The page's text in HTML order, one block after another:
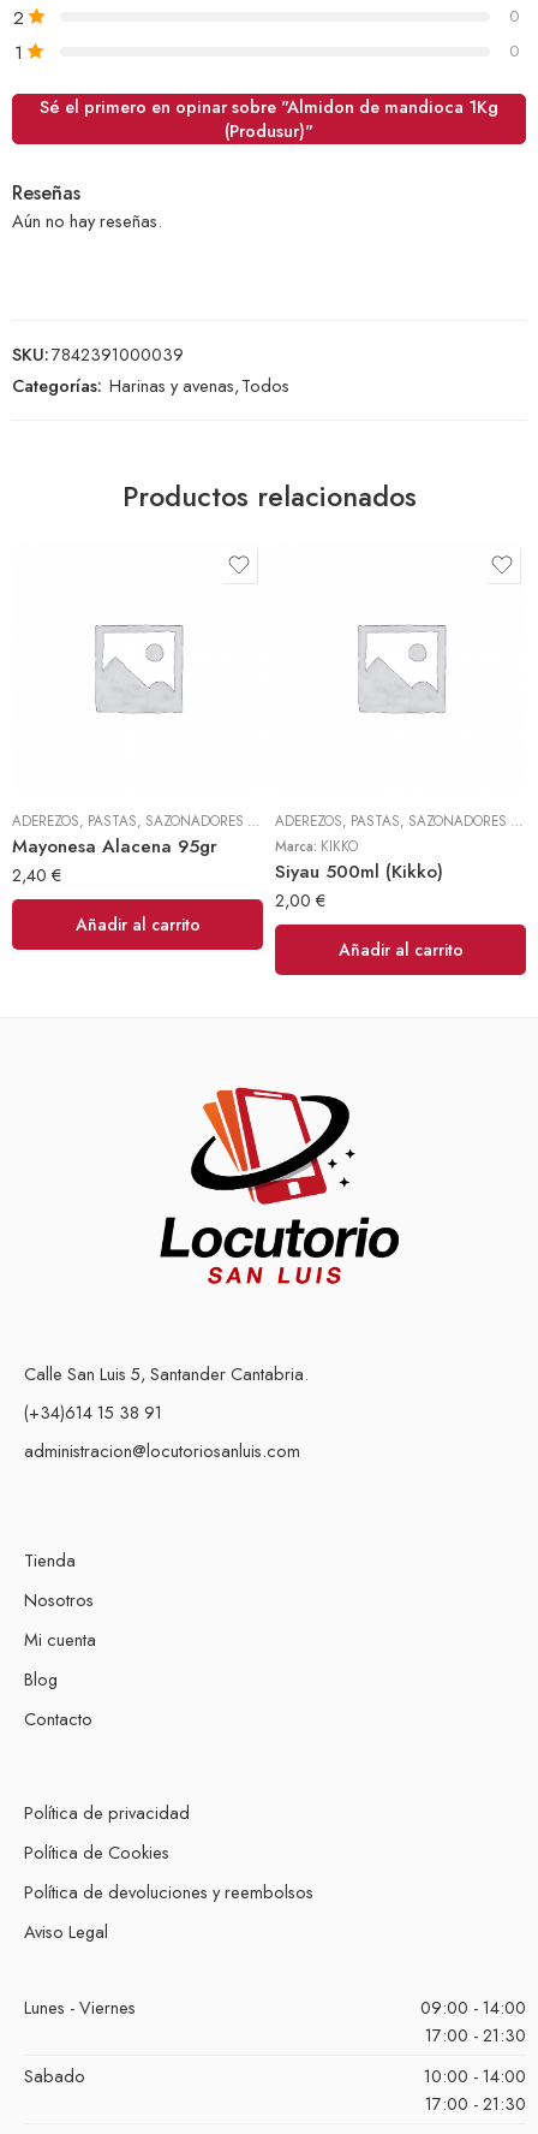
2 0
1 0
Sé el primero en opinar sobre "Almidon de mandioca 1Kg
(Produsur)"
Reseñas
Aún no hay reseñas.
SKU:7842391000039
Categorías: Harinas y avenas,Todos
Productos relacionados
ADEREZOS, PASTAS, SAZONADORES Y CONDIMENTOS ,TODOS
Mayonesa Alacena 95gr
2,40 €
Añadir al carrito
ADEREZOS, PASTAS, SAZONADORES Y CONDIMENTOS
Marca: KIKKO
Siyau 500ml (Kikko)
2,00 €
Añadir al carrito
Calle San Luis 5, Santander Cantabria.
(+34)614 15 38 91
administracion@locutoriosanluis.com
Tienda
Nosotros
Mi cuenta
Blog
Contacto
Política de privacidad
Política de Cookies
Política de devoluciones y reembolsos
Aviso Legal
Lunes - Viernes
09:00 - 14:00
17:00 - 21:30
Sabado
10:00 - 14:00
17:00 - 21:30